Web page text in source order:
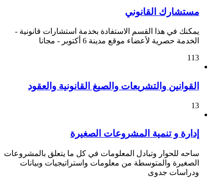
مستشارك القانوني
يمكنك في هذا القسم الاستفادة بخدمة استشارات قانونية -
الخدمة حصرية لأعضاء موقع مدينة 6 أكتوبر - مجانا
113
القوانين والتشريعات والصيغ القانونية والعقود
13
إدارة و تنمية المشروعات الصغيرة
ساحه للحوار وتبادل المعلومات في كل ما يتعلق بالمشروعات
الصغيرة والمتوسطة من معلومات واستراتيجيات وبيانات
ودراسات جدوى